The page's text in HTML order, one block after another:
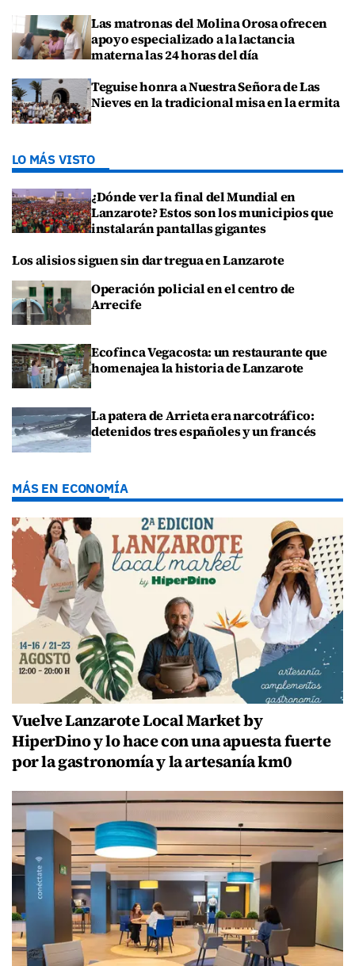
Las matronas del Molina Orosa ofrecen
apoyo especializado a la lactancia
materna las 24 horas del día
Teguise honra a Nuestra Señora de Las
Nieves en la tradicional misa en la ermita
LO MÁS VISTO
¿Dónde ver la final del Mundial en
Lanzarote? Estos son los municipios que
instalarán pantallas gigantes
Los alisios siguen sin dar tregua en Lanzarote
Operación policial en el centro de
Arrecife
Ecofinca Vegacosta: un restaurante que
homenajea la historia de Lanzarote
La patera de Arrieta era narcotráfico:
detenidos tres españoles y un francés
MÁS EN ECONOMÍA
Vuelve Lanzarote Local Market by
HiperDino y lo hace con una apuesta fuerte
por la gastronomía y la artesanía km0